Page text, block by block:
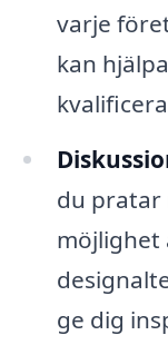
varje
kan
du pratar
möjlighet
ge dig